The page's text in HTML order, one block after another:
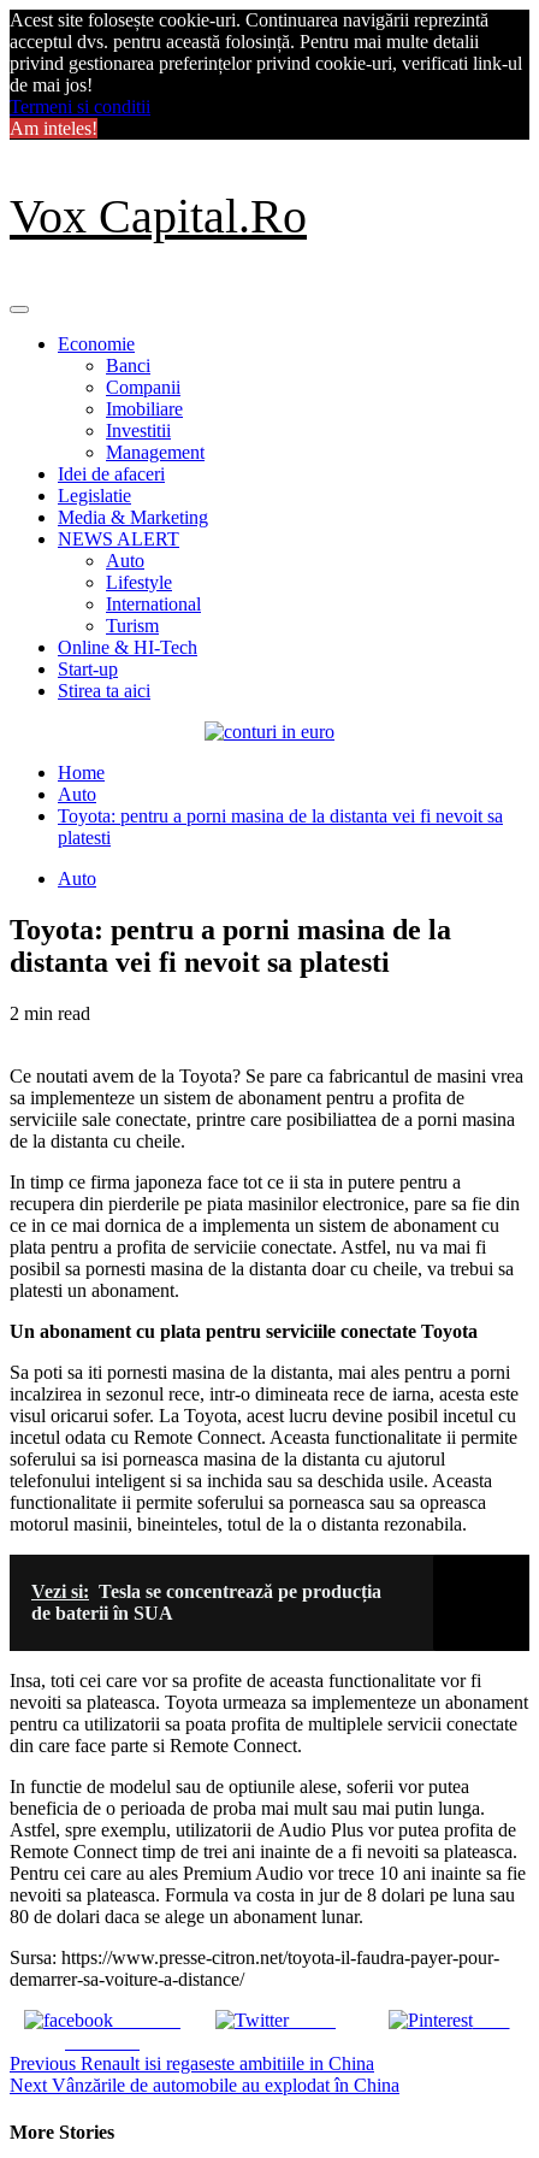
Acest site folosește cookie-uri. Continuarea navigării reprezintă
acceptul dvs. pentru această folosință. Pentru mai multe detalii
privind gestionarea preferințelor privind cookie-uri, verificati link-ul
de mai jos!
Termeni si conditii
Am inteles!
Skip
to
content
Vox Capital.Ro
Primary
Economie
Banci
Companii
Imobiliare
Investitii
Management
Idei de afaceri
Legislatie
Media & Marketing
NEWS ALERT
Auto
Lifestyle
International
Turism
Online & HI-Tech
Start-up
Stirea ta aici
Home
Auto
Toyota: pentru a porni masina de la distanta vei fi nevoit sa
platesti
Auto
Toyota: pentru a porni masina de la
distanta vei fi nevoit sa platesti
2 min read
Ce noutati avem de la Toyota? Se pare ca fabricantul de masini vrea
sa implementeze un sistem de abonament pentru a profita de
serviciile sale conectate, printre care posibiliattea de a porni masina
de la distanta cu cheile.
In timp ce firma japoneza face tot ce ii sta in putere pentru a
recupera din pierderile pe piata masinilor electronice, pare sa fie din
ce in ce mai dornica de a implementa un sistem de abonament cu
plata pentru a profita de serviciie conectate. Astfel, nu va mai fi
posibil sa pornesti masina de la distanta doar cu cheile, va trebui sa
platesti un abonament.
Un abonament cu plata pentru serviciile conectate Toyota
Sa poti sa iti pornesti masina de la distanta, mai ales pentru a porni
incalzirea in sezonul rece, intr-o dimineata rece de iarna, acesta este
visul oricarui sofer. La Toyota, acest lucru devine posibil incetul cu
incetul odata cu Remote Connect. Aceasta functionalitate ii permite
soferului sa isi porneasca masina de la distanta cu ajutorul
telefonului inteligent si sa inchida sau sa deschida usile. Aceasta
functionalitate ii permite soferului sa porneasca sau sa opreasca
motorul masinii, bineinteles, totul de la o distanta rezonabila.
Vezi si: Tesla se concentrează pe producția
de baterii în SUA
Insa, toti cei care vor sa profite de aceasta functionalitate vor fi
nevoiti sa plateasca. Toyota urmeaza sa implementeze un abonament
pentru ca utilizatorii sa poata profita de multiplele servicii conectate
din care face parte si Remote Connect.
In functie de modelul sau de optiunile alese, soferii vor putea
beneficia de o perioada de proba mai mult sau mai putin lunga.
Astfel, spre exemplu, utilizatorii de Audio Plus vor putea profita de
Remote Connect timp de trei ani inainte de a fi nevoiti sa plateasca.
Pentru cei care au ales Premium Audio vor trece 10 ani inainte sa fie
nevoiti sa plateasca. Formula va costa in jur de 8 dolari pe luna sau
80 de dolari daca se alege un abonament lunar.
Sursa: https://www.presse-citron.net/toyota-il-faudra-payer-pour-
demarrer-sa-voiture-a-distance/
Tweet Save
Continue
Reading
Previous Renault isi regaseste ambitiile in China
Next Vânzările de automobile au explodat în China
More Stories